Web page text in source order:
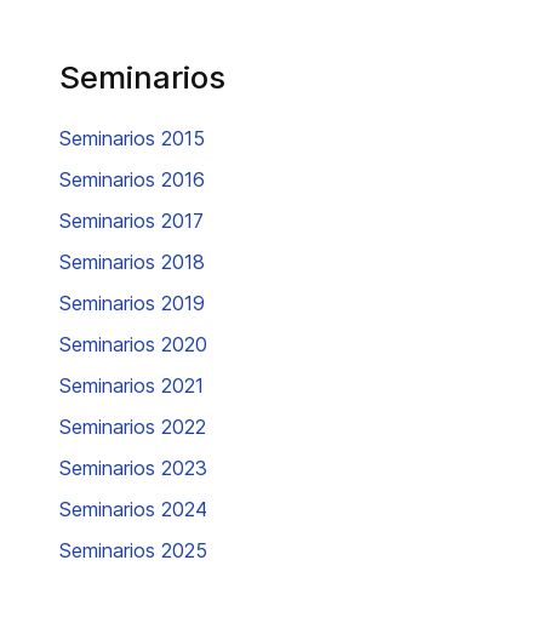
Seminarios
Seminarios 2015
Seminarios 2016
Seminarios 2017
Seminarios 2018
Seminarios 2019
Seminarios 2020
Seminarios 2021
Seminarios 2022
Seminarios 2023
Seminarios 2024
Seminarios 2025